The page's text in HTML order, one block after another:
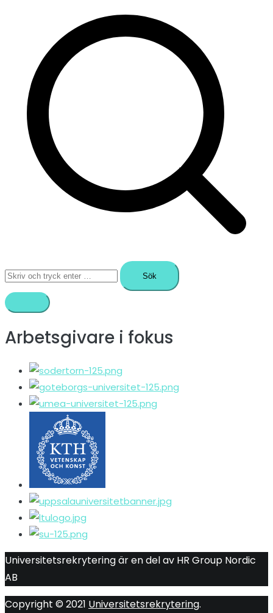
Sök
efter:
Arbetsgivare i fokus
Universitetsrekrytering är en del av HR Group Nordic
AB
Copyright © 2021 Universitetsrekrytering.